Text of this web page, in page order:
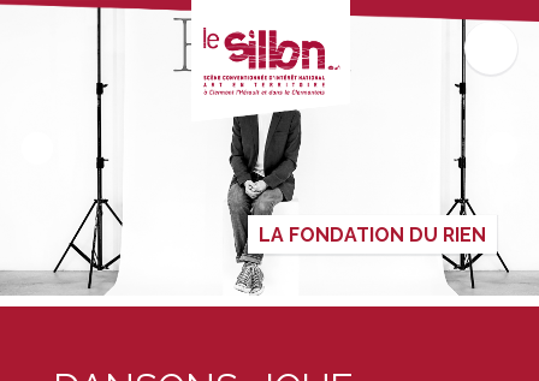
LA FONDATION DU RIEN